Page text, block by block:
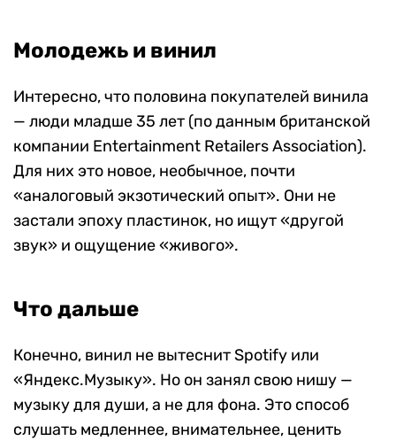
Молодежь и винил
Интересно, что половина покупателей винила
— люди младше 35 лет (по данным британской
компании Entertainment Retailers Association).
Для них это новое, необычное, почти
«аналоговый экзотический опыт». Они не
застали эпоху пластинок, но ищут «другой
звук» и ощущение «живого».
Что дальше
Конечно, винил не вытеснит Spotify или
«Яндекс.Музыку». Но он занял свою нишу —
музыку для души, а не для фона. Это способ
слушать медленнее, внимательнее, ценить